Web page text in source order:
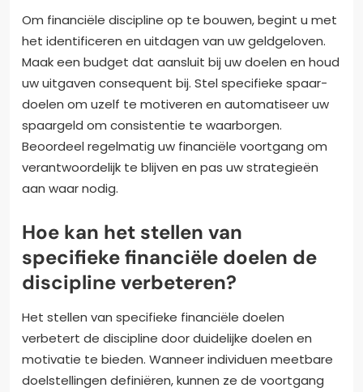
Om financiële discipline op te bouwen, begint u met
het identificeren en uitdagen van uw geldgeloven.
Maak een budget dat aansluit bij uw doelen en houd
uw uitgaven consequent bij. Stel specifieke spaar-
doelen om uzelf te motiveren en automatiseer uw
spaargeld om consistentie te waarborgen.
Beoordeel regelmatig uw financiële voortgang om
verantwoordelijk te blijven en pas uw strategieën
aan waar nodig.
Hoe kan het stellen van
specifieke financiële doelen de
discipline verbeteren?
Het stellen van specifieke financiële doelen
verbetert de discipline door duidelijke doelen en
motivatie te bieden. Wanneer individuen meetbare
doelstellingen definiëren, kunnen ze de voortgang